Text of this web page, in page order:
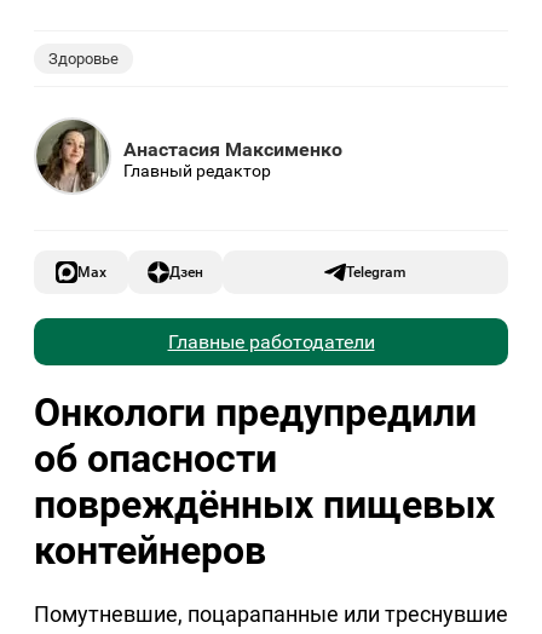
Здоровье
Анастасия Максименко
Главный редактор
Max Дзен Telegram
Главные работодатели
Онкологи предупредили
об опасности
повреждённых пищевых
контейнеров
Помутневшие, поцарапанные или треснувшие